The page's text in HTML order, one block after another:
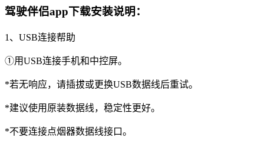
驾驶伴侣app下载安装说明：
1、USB连接帮助
①用USB连接手机和中控屏。
*若无响应，请插拔或更换USB数据线后重试。
*建议使用原装数据线，稳定性更好。
*不要连接点烟器数据线接口。